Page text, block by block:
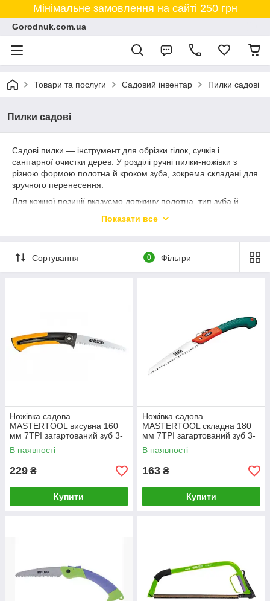
Мінімальне замовлення на сайті 250 грн
Gorodnuk.com.ua
Товари та послуги Садовий інвентар Пилки садові
Пилки садові
Садові пилки — інструмент для обрізки гілок, сучків і
санітарної очистки дерев. У розділі ручні пилки-ножівки з
різною формою полотна й кроком зуба, зокрема складані для
зручного перенесення.
Для кожної позиції вказуємо довжину полотна, тип зуба й
ріже на себе й від себе, легко проходить сирі гілки; складані
Підбираємо пилку під ваш сад. Доставка Новою поштою по
Україні, оплата при отриманні.
Показати все
Сортування 0 Фільтри
Ножівка садова
MASTERTOOL висувна 160
мм 7TPI загартований зуб 3-
D заточка 14-6011
В наявності
229 ₴
Купити
Ножівка садова
MASTERTOOL складна 180
мм 7TPI загартований зуб 3-
D заточка 14-6017
В наявності
163 ₴
Купити